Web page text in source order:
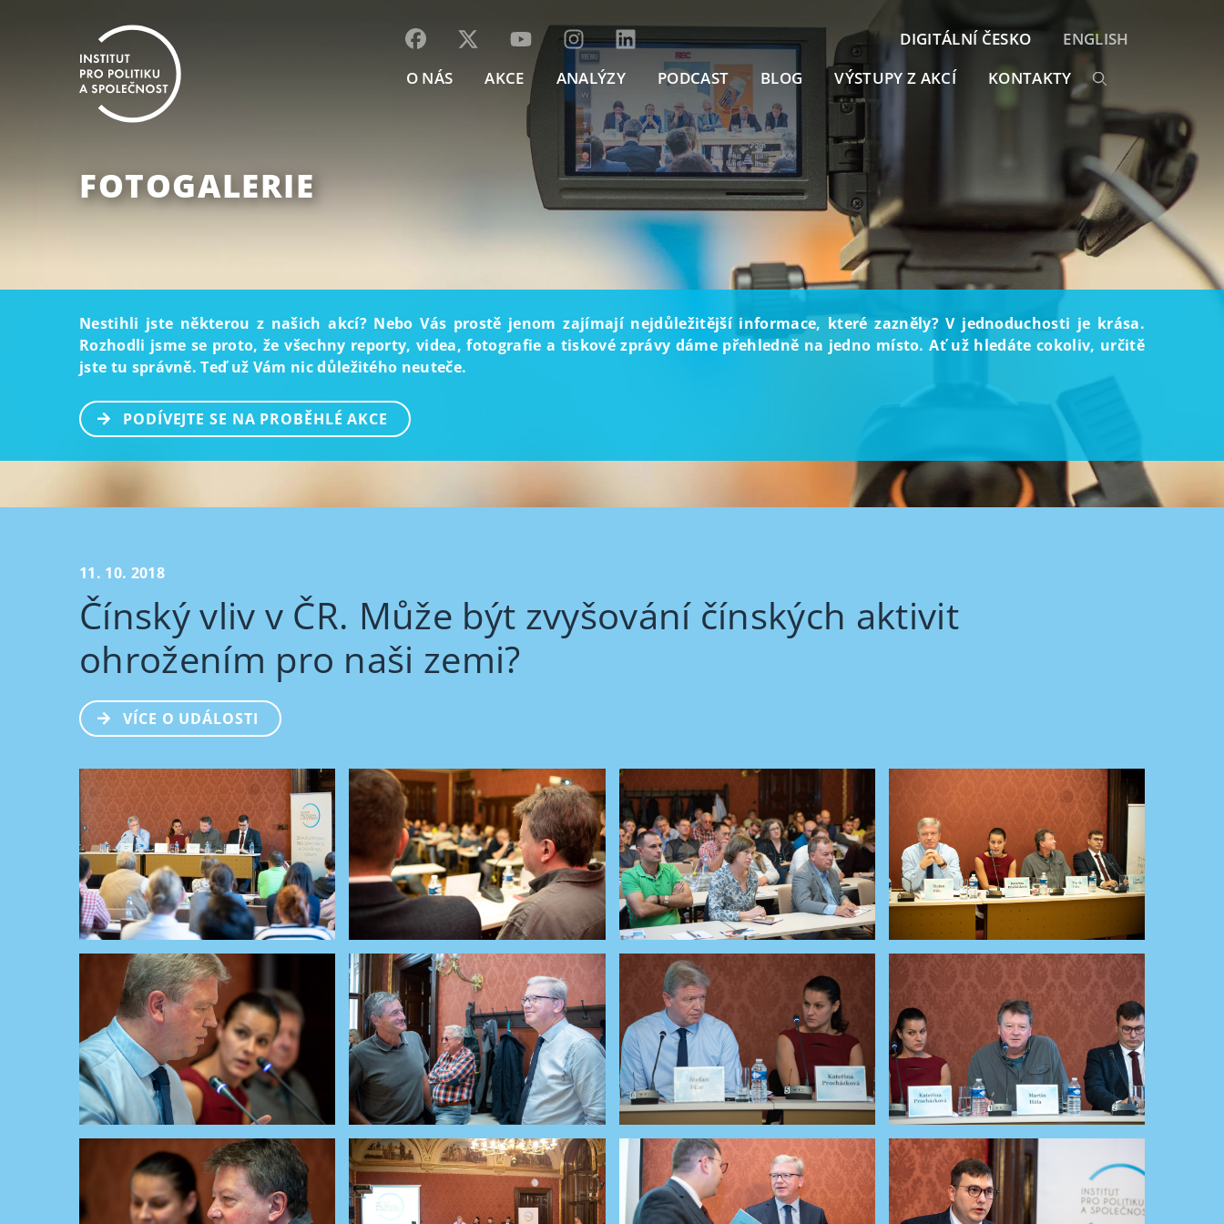
O NÁS AKCE ANALÝZY PODCAST BLOG VÝSTUPY Z AKCÍ KONTAKTY
DIGITÁLNÍ ČESKO ENGLISH
FOTOGALERIE
Nestihli jste některou z našich akcí? Nebo Vás prostě jenom zajímají nejdůležitější informace, které zazněly? V jednoduchosti je krása.
Rozhodli jsme se proto, že všechny reporty, videa, fotografie a tiskové zprávy dáme přehledně na jedno místo. Ať už hledáte cokoliv, určitě
jste tu správně. Teď už Vám nic důležitého neuteče.
PODÍVEJTE SE NA PROBĚHLÉ AKCE
11. 10. 2018
Čínský vliv v ČR. Může být zvyšování čínských aktivit
ohrožením pro naši zemi?
VÍCE O UDÁLOSTI